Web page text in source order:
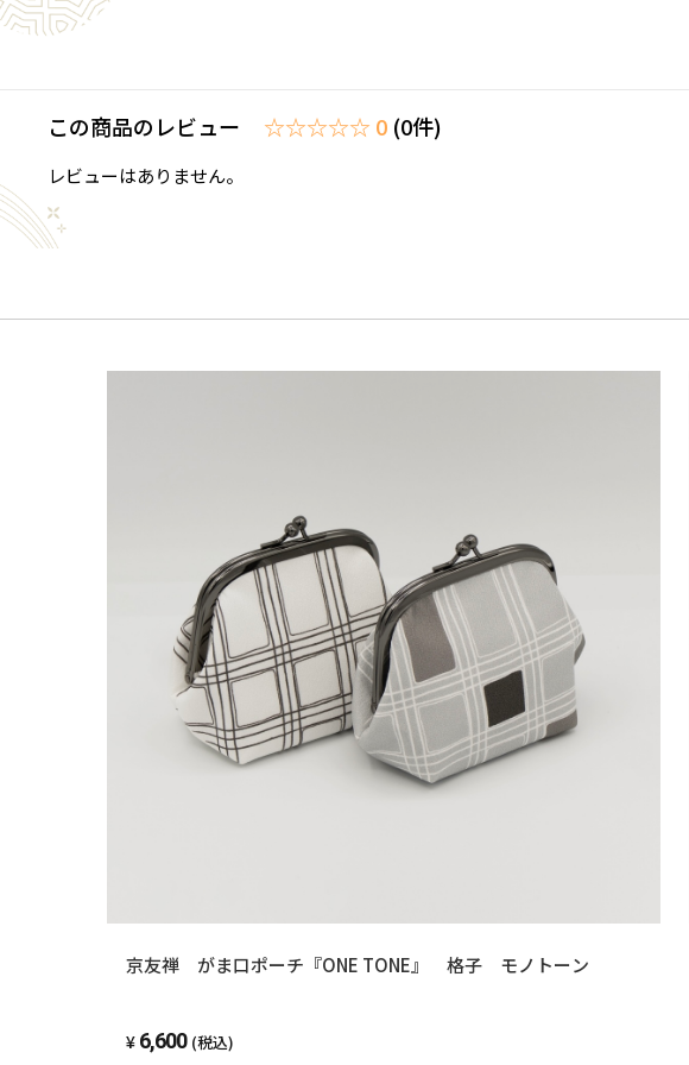
この商品のレビュー ☆☆☆☆☆ 0 (0件)
レビューはありません。
京友禅 がま口ポーチ『ONE TONE』 格子 モノトーン
6,600 (税込)